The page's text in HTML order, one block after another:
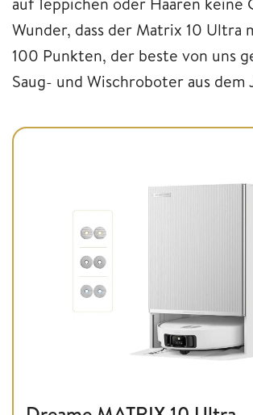
Wunder, dass der Matrix 10 Ultra
100 Punkten, der beste von uns
Saug- und Wischroboter aus dem